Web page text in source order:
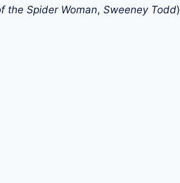
the Spider Woman, Sweeney Todd)